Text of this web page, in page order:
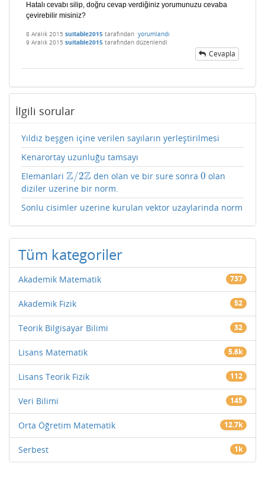
Hatalı cevabı silip, doğru cevap verdiğiniz yorumunuzu cevaba
çevirebilir misiniz?
8 Aralık 2015 suitable2015 tarafından yorumlandı
9 Aralık 2015 suitable2015 tarafından düzenlendi
Cevapla
İlgili sorular
Yıldız beşgen içine verilen sayıların yerleştirilmesi
Kenarortay uzunluğu tamsayı
Elemanlari Z/2Z
Z/2Z den olan ve bir sure sonra 0
0 olan
diziler uzerine bir norm.
Sonlu cisimler uzerine kurulan vektor uzaylarinda norm
Tüm kategoriler
Akademik Matematik 737
Akademik Fizik 52
Teorik Bilgisayar Bilimi 32
Lisans Matematik 5.6k
Lisans Teorik Fizik 112
Veri Bilimi 145
Orta Öğretim Matematik 12.7k
Serbest 1k